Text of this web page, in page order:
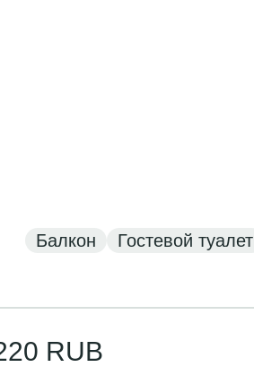
Балкон Гостевой туалет
RUB